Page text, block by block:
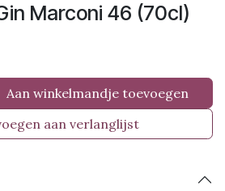
Marconi 46 (70cl)
Aan winkelmandje toevoegen
aan verlanglijst